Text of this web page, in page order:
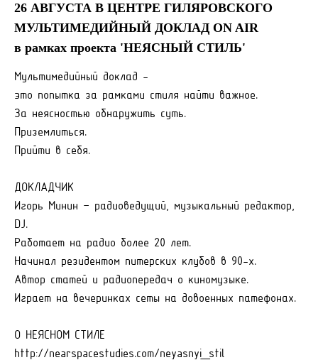
26 АВГУСТА В ЦЕНТРЕ ГИЛЯРОВСКОГО
МУЛЬТИМЕДИЙНЫЙ ДОКЛАД ON AIR
в рамках проекта 'НЕЯСНЫЙ СТИЛЬ'
Мультимедийный доклад -
это попытка за рамками стиля найти важное.
За неясностью обнаружить суть.
Приземлиться.
Прийти в себя.
ДОКЛАДЧИК
Игорь Минин – радиоведущий, музыкальный редактор,
DJ.
Работает на радио более 20 лет.
Начинал резидентом питерских клубов в 90-х.
Автор статей и радиопередач о киномузыке.
Играет на вечеринках сеты на довоенных патефонах.
О НЕЯСНОМ СТИЛЕ
http://nearspacestudies.com/neyasnyi_stil